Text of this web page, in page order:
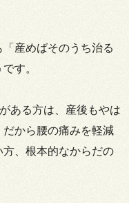
産めばそのうち治る
す。
ある方は、産後もやは
から腰の痛みを軽減
、根本的なからだの